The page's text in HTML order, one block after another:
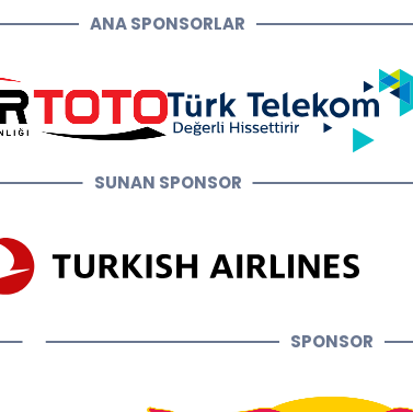
ANA SPONSORLAR
SUNAN SPONSOR
SPONSOR